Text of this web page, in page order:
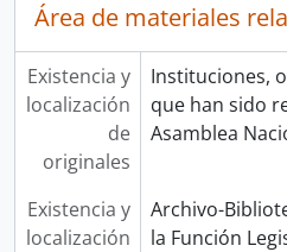
Área de materiales
Existencia y
localización
de
originales
Instituciones,
que han sido
Asamblea
Existencia y
localización
Archivo-
la Función